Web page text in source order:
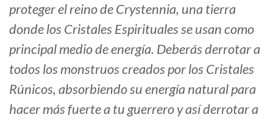
proteger el reino de Crystennia, una tierra
donde los Cristales Espirituales se usan como
principal medio de energía. Deberás derrotar a
todos los monstruos creados por los Cristales
Rúnicos, absorbiendo su energía natural para
hacer más fuerte a tu guerrero y así derrotar a